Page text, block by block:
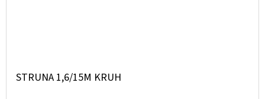
STRUNA 1,6/15M KRUH